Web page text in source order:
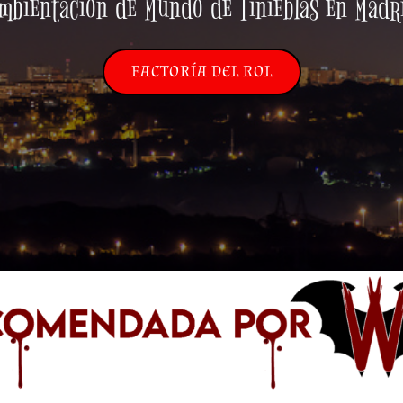
FACTORÍA DEL ROL